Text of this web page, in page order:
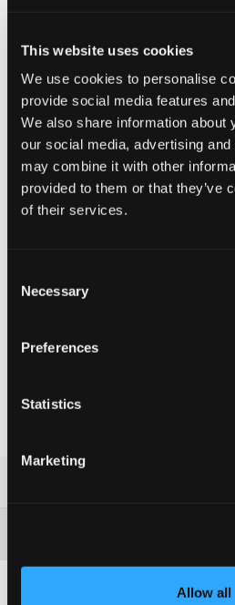
This website uses cookies
We use cookies to personalise
provide social media features
We also share information about
our social media, advertising
may combine it with other
provided to them or that they’ve
of their services.
Selection
Necessary
Preferences
Statistics
Marketing
Allow all
35
(22.8 cm)
Weinig
beschikbaar
36
(23.5 cm)
37
(24.1 cm)
38
Meet je voeten op, zodat je de juiste
De maat lijkt
Snelle levering